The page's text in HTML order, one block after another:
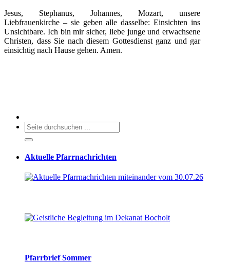
Jesus, Stephanus, Johannes, Mozart, unsere
Liebfrauenkirche – sie geben alle dasselbe: Einsichten ins
Unsichtbare. Ich bin mir sicher, liebe junge und erwachsene
Christen, dass Sie nach diesem Gottesdienst ganz und gar
einsichtig nach Hause gehen. Amen.
Aktuelle Pfarrnachrichten
Pfarrbrief Sommer